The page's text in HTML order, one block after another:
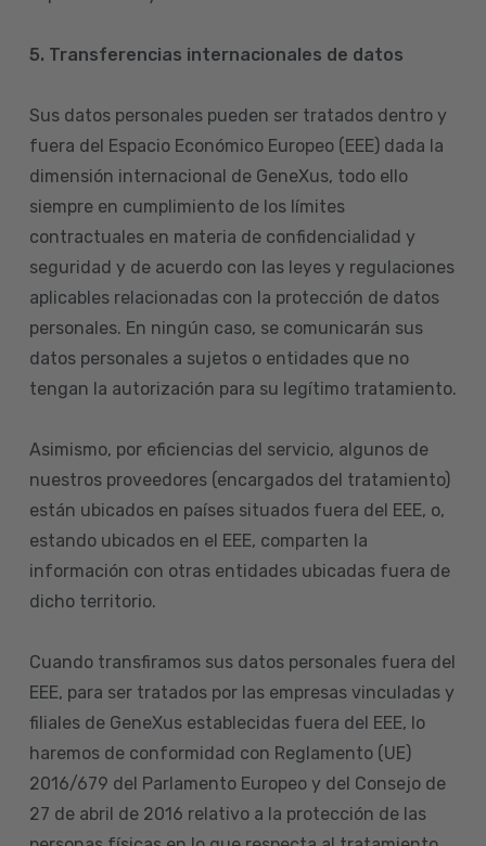
5. Transferencias internacionales de datos
Sus datos personales pueden ser tratados dentro y
fuera del Espacio Económico Europeo (EEE) dada la
dimensión internacional de GeneXus, todo ello
siempre en cumplimiento de los límites
contractuales en materia de confidencialidad y
seguridad y de acuerdo con las leyes y regulaciones
aplicables relacionadas con la protección de datos
personales. En ningún caso, se comunicarán sus
datos personales a sujetos o entidades que no
tengan la autorización para su legítimo tratamiento.
Asimismo, por eficiencias del servicio, algunos de
nuestros proveedores (encargados del tratamiento)
están ubicados en países situados fuera del EEE, o,
estando ubicados en el EEE, comparten la
información con otras entidades ubicadas fuera de
dicho territorio.
Cuando transfiramos sus datos personales fuera del
EEE, para ser tratados por las empresas vinculadas y
filiales de GeneXus establecidas fuera del EEE, lo
haremos de conformidad con Reglamento (UE)
2016/679 del Parlamento Europeo y del Consejo de
27 de abril de 2016 relativo a la protección de las